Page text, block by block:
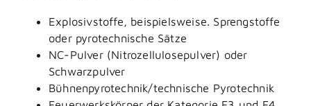
Explosivstoffe, beispielsweise. Sprengstoffe
oder pyrotechnische Sätze
NC-Pulver (Nitrozellulosepulver) oder
Schwarzpulver
Bühnenpyrotechnik/technische Pyrotechnik